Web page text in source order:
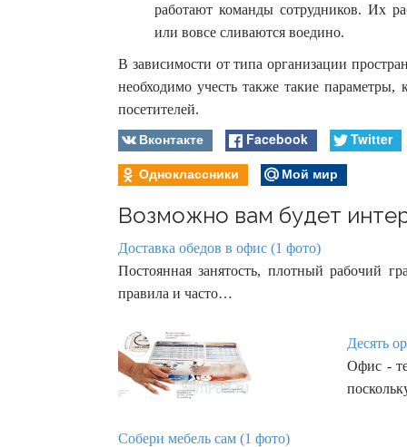
работают команды сотрудников. Их
или вовсе сливаются воедино.
В зависимости от типа организации
необходимо учесть также такие параметры,
посетителей.
Вконтакте Facebook
Twitter
Одноклассники
Мой мир
Возможно вам будет
Доставка обедов в офис (1 фото)
Постоянная занятость, плотный рабочий
правила и часто…
Десять
Офис -
Собери мебель сам (1 фото)